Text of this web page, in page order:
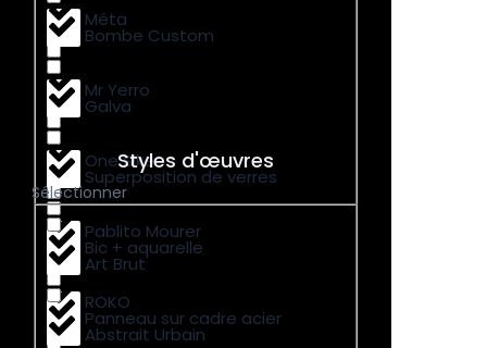
Méta
Mr Yerro
One Siker
Pablito Mourer
ROKO
Bombe Custom
Galva
Superposition de verres
Bic + aquarelle
Panneau sur cadre acier
Styles d'œuvres
Sélectionner
Art Brut
Abstrait Urbain